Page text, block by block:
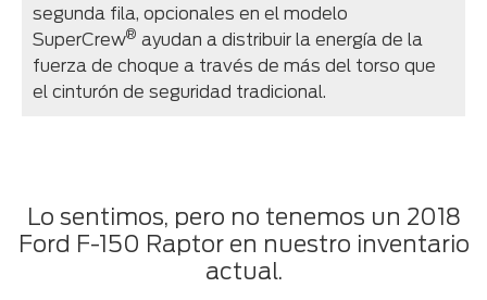
segunda fila, opcionales en el modelo
SuperCrew® ayudan a distribuir la energía de la
fuerza de choque a través de más del torso que
el cinturón de seguridad tradicional.
Lo sentimos, pero no tenemos un 2018
Ford F-150 Raptor en nuestro inventario
actual.